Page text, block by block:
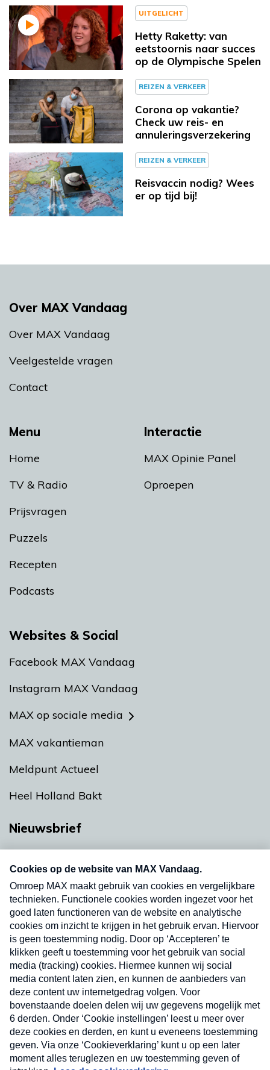
UITGELICHT
Hetty Raketty: van
eetstoornis naar succes
op de Olympische Spelen
REIZEN & VERKEER
Corona op vakantie?
Check uw reis- en
annuleringsverzekering
REIZEN & VERKEER
Reisvaccin nodig? Wees
er op tijd bij!
Menu
Home
TV & Radio
Prijsvragen
Puzzels
Recepten
Podcasts
Interactie
MAX Opinie Panel
Oproepen
Over MAX Vandaag
Over MAX Vandaag
Veelgestelde vragen
Contact
Websites & Social
Facebook MAX Vandaag
Instagram MAX Vandaag
MAX op sociale media
MAX vakantieman
Meldpunt Actueel
Heel Holland Bakt
Nieuwsbrief
nieuwsbrief. Elke vrijdag- en dinsdagochtend in
uw mailbox.
Verzend
Nieuwsbrief
Neem hier een gratis abonnement op onze